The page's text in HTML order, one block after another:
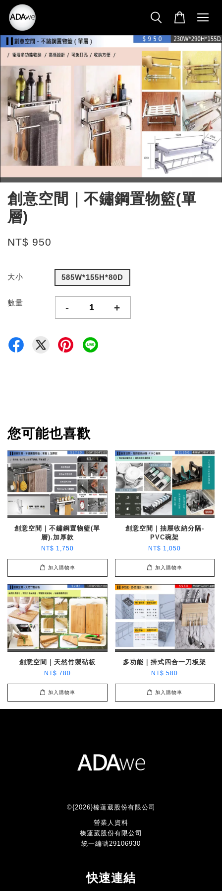
創意空間｜不鏽鋼置物籃(單
層)
NT$ 950
大小 585W*155H*80D
數量 - +
您可能也喜歡
創意空間｜不鏽鋼置物籃(單
層).加厚款
NT$ 1,750
加入購物車
創意空間｜抽屜收納分隔-
PVC碗架
NT$ 1,050
加入購物車
創意空間｜天然竹製砧板
NT$ 780
加入購物車
多功能｜掛式四合一刀板架
NT$ 580
加入購物車
©{2026}榛薘葳股份有限公司
營業人資料
榛薘葳股份有限公司
統一編號29106930
快速連結